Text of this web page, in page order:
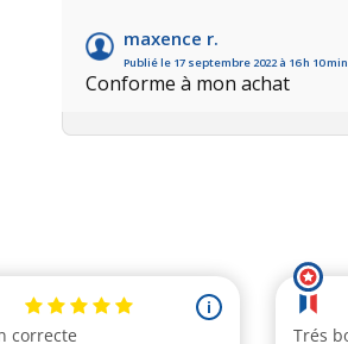
maxence r.
Publié le 17 septembre 2022 à 16 h 10 min
Conforme à mon achat